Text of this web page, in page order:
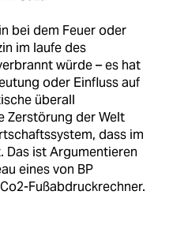
bei dem Feuer oder
im laufe des
würde – es hat
oder Einfluss auf
überall
Zerstörung der Welt
dass im
Das ist Argumentieren
eines von BP
Fußabdruckrechner.